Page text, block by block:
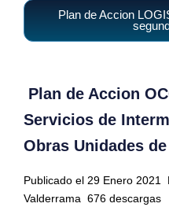
Plan de Accion
Plan de Accion
Servicios de
Obras Unidades
Publicado el 29 Enero 2021
Valderrama 676 descargas